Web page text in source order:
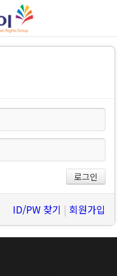
ID/PW 찾기 | 회원가입